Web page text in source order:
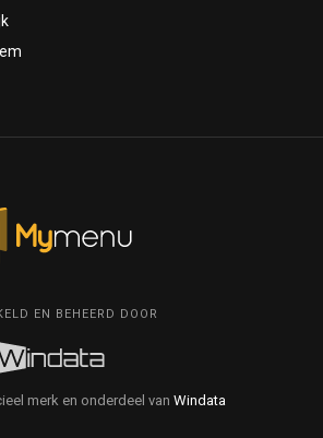
EN BEHEERD DOOR
merk en onderdeel van Windata